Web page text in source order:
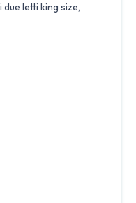
letti king size,